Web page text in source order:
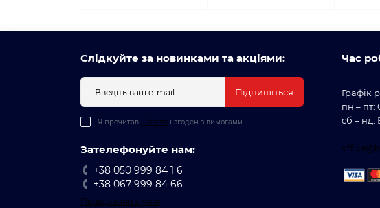
Слідкуйте за новинками та акціями:
Підпишіться
Я прочитав Оплата і згоден з вимогами
Зателефонуйте нам:
+38 050 999 84 1 6
+38 067 999 84 66
Передзвоніть мені
Час
Графік
пн – пт:
сб – нд: